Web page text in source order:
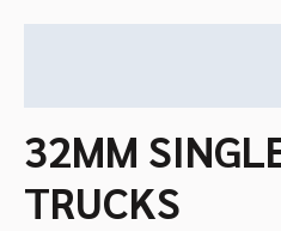
32MM
TRUCKS